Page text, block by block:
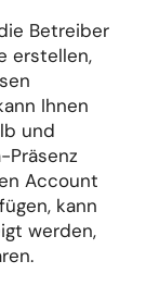
Betreiber
erstellen,
Ihnen
und
Präsenz
Account
kann
werden,